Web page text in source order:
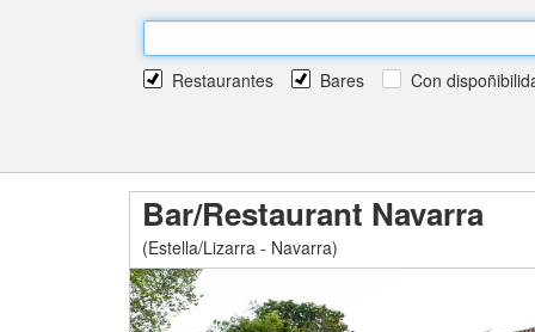
Restaurantes Bares Con
Bar/Restaurant Navarra
(Estella/Lizarra - Navarra)